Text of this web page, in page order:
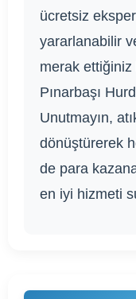
ücretsiz
yararlanabilir
merak
Pınarbaşı
Unutmayın,
dönüştürerek
de para
en iyi hizmeti